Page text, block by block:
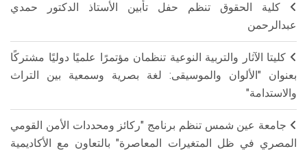
كلية الحقوق تنظم حفل تأبين الأستاذ الدكتور حمدي
عبدالرحمن
كليتا الآثار والتربية النوعية تنظمان مؤتمرًا علميًا دوليًا مشتركًا
بعنوان "الألوان والموسيقى: لغة بصرية وسمعية بين التراث
والاستدامة"
جامعة عين شمس تنظم برنامج "ركائز ومحددات الأمن القومي
المصري في ظل المتغيرات المعاصرة" بالتعاون مع الأكاديمية